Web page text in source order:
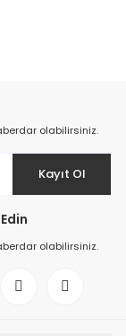
olabilirsiniz.
Kayıt Ol
olabilirsiniz.